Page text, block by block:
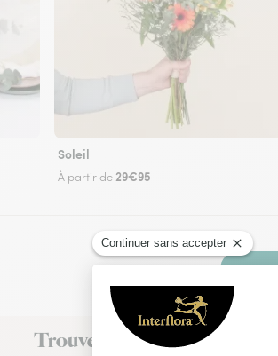
Soleil
À partir de 29€95
Faire
Trouvez un fleuriste